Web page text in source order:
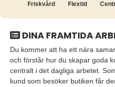
Friskvård Flextid
DINA FRAMTIDA
Du kommer att ha ett nära
och förstår hur du skapar goda
centralt i det dagliga arbetet.
kund som besöker butiken får